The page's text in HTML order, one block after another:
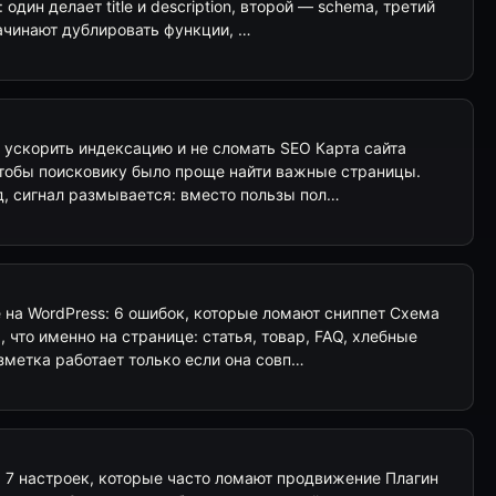
один делает title и description, второй — schema, третий
дублировать функции, …
индексацию и не сломать SEO Карта сайта
поисковику было проще найти важные страницы.
сигнал размывается: вместо пользы пол…
WordPress: 6 ошибок, которые ломают сниппет Схема
что именно на странице: статья, товар, FAQ, хлебные
работает только если она совп…
7 настроек, которые часто ломают продвижение Плагин